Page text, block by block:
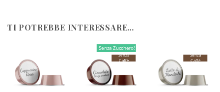
TI POTREBBE INTERESSARE…
Senza Zucchero!
Senza
Caffè
Senza
Caffè